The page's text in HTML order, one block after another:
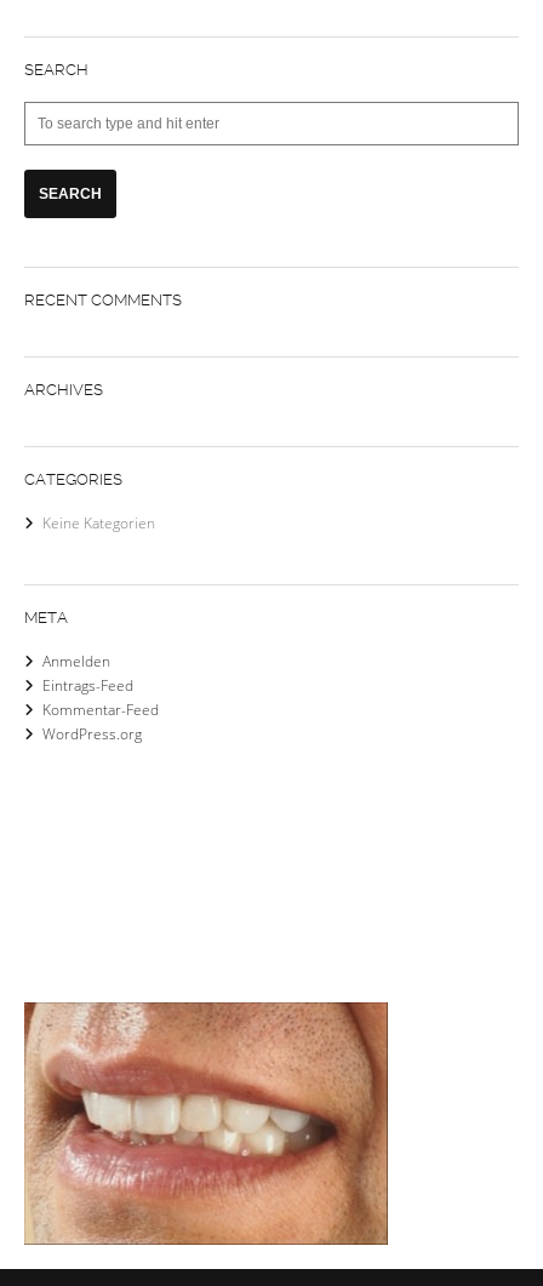
SEARCH
RECENT COMMENTS
ARCHIVES
CATEGORIES
Keine Kategorien
META
Anmelden
Eintrags-Feed
Kommentar-Feed
WordPress.org